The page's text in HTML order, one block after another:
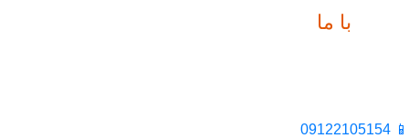
با ما
📱 09122105154